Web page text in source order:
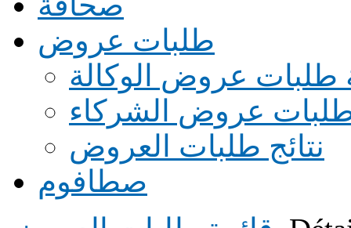
طلبات عروض
طلبات عروض الوكالة
طلبات عروض الشركاء
نتائج طلبات العروض
صطافوم